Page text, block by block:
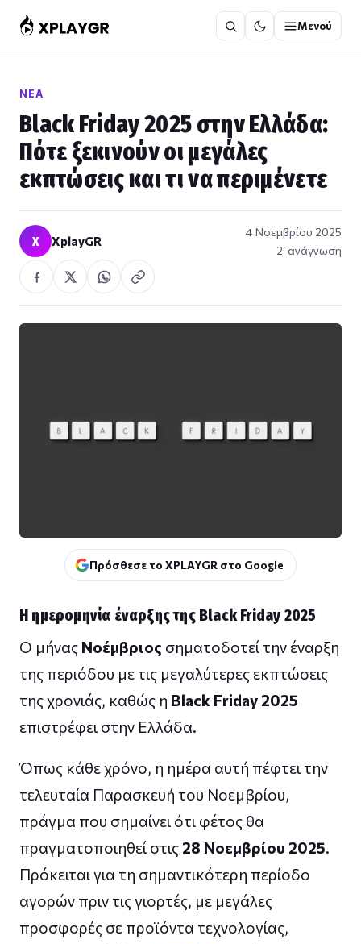
στο
περιεχόμενο
Μενού
ΝΈΑ
Black Friday 2025 στην Ελλάδα:
Πότε ξεκινούν οι μεγάλες
εκπτώσεις και τι να περιμένετε
X XplayGR
4 Νοεμβρίου 2025
2′ ανάγνωση
Πρόσθεσε το XPLAYGR στο Google
Η ημερομηνία έναρξης της Black Friday 2025
Ο μήνας Νοέμβριος σηματοδοτεί την έναρξη
της περιόδου με τις μεγαλύτερες εκπτώσεις
της χρονιάς, καθώς η Black Friday 2025
επιστρέφει στην Ελλάδα.
Όπως κάθε χρόνο, η ημέρα αυτή πέφτει την
τελευταία Παρασκευή του Νοεμβρίου,
πράγμα που σημαίνει ότι φέτος θα
πραγματοποιηθεί στις 28 Νοεμβρίου 2025.
Πρόκειται για τη σημαντικότερη περίοδο
αγορών πριν τις γιορτές, με μεγάλες
προσφορές σε προϊόντα τεχνολογίας,